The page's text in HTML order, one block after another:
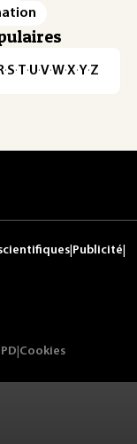
R·S·T·U·V·W·X·Y·Z
Publicité
Cookies